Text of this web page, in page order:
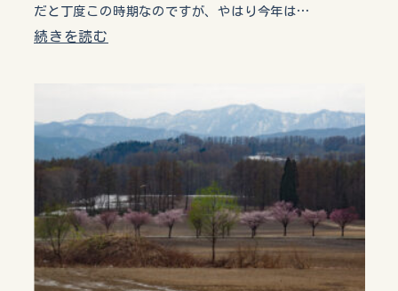
だと丁度この時期なのですが、やはり今年は…
続きを読む